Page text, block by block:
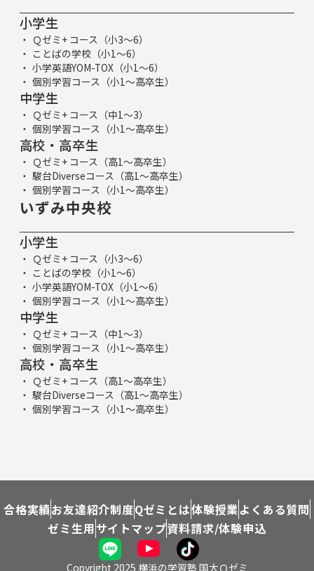
小学生
Ｑゼミ+ コース（小3～6）
ことばの学校（小1～6）
小学英語YOM-TOX（小1～6）
個別学習コース（小1～高卒生）
中学生
Ｑゼミ+ コース（中1～3）
個別学習コース（小1～高卒生）
高校・高卒生
Ｑゼミ+ コース（高1～高卒生）
駿台Diverseコース（高1～高卒生）
個別学習コース（小1～高卒生）
いずみ中央校
小学生
Ｑゼミ+ コース（小3～6）
ことばの学校（小1～6）
小学英語YOM-TOX（小1～6）
個別学習コース（小1～高卒生）
中学生
Ｑゼミ+ コース（中1～3）
個別学習コース（小1～高卒生）
高校・高卒生
Ｑゼミ+ コース（高1～高卒生）
駿台Diverseコース（高1～高卒生）
個別学習コース（小1～高卒生）
合格実績お友達紹介制度Qゼミとは体験授業よくある質問
ゼミ生用サイトマップ資料請求/体験申込
Copyright 2025 横浜の学習塾 国大Ｑゼミ